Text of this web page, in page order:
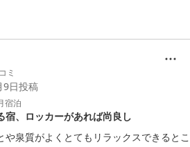
ミ
9日投稿
宿泊
宿、ロッカーがあれば尚良し
泉質がよくとてもリラックスできるとこ